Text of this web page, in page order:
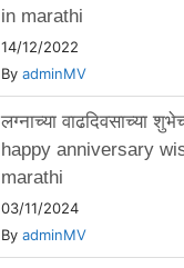
in marathi
14/12/2022
By adminMV
लग्नाच्या वाढदिवसाच्या
happy anniversary
marathi
03/11/2024
By adminMV